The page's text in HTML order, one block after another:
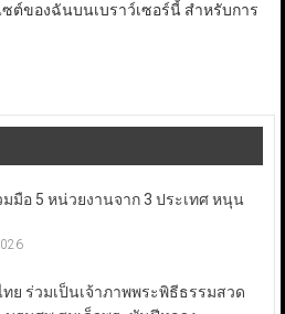
ต์ของฉันบนเบราว์เซอร์นี้ สำหรับการ
มือ 5 หน่วยงานจาก 3 ประเทศ หนุน
ทย ร่วมเป็นเจ้าภาพพระพิธีธรรมสวด